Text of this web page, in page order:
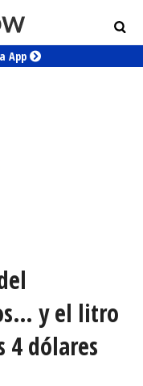
App
y el litro
4 dólares